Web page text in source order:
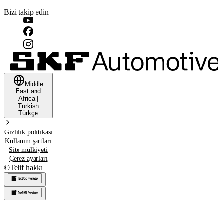
Bizi takip edin
Middle
East and
Africa|
Turkish
Türkçe
Gizlilik politikası
Kullanım şartları
Site mülkiyeti
Çerez ayarları
©Telif hakkı